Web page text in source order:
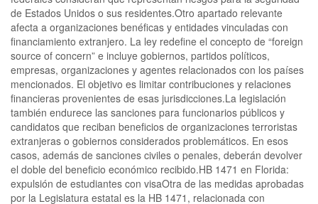
de Estados Unidos o sus residentes.Otro apartado relevante
afecta a organizaciones benéficas y entidades vinculadas con
financiamiento extranjero. La ley redefine el concepto de “foreign
source of concern” e incluye gobiernos, partidos políticos,
empresas, organizaciones y agentes relacionados con los países
mencionados. El objetivo es limitar contribuciones y relaciones
financieras provenientes de esas jurisdicciones.La legislación
también endurece las sanciones para funcionarios públicos y
candidatos que reciban beneficios de organizaciones terroristas
extranjeras o gobiernos considerados problemáticos. En esos
casos, además de sanciones civiles o penales, deberán devolver
el doble del beneficio económico recibido.HB 1471 en Florida:
expulsión de estudiantes con visaOtra de las medidas aprobadas
por la Legislatura estatal es la HB 1471, relacionada con